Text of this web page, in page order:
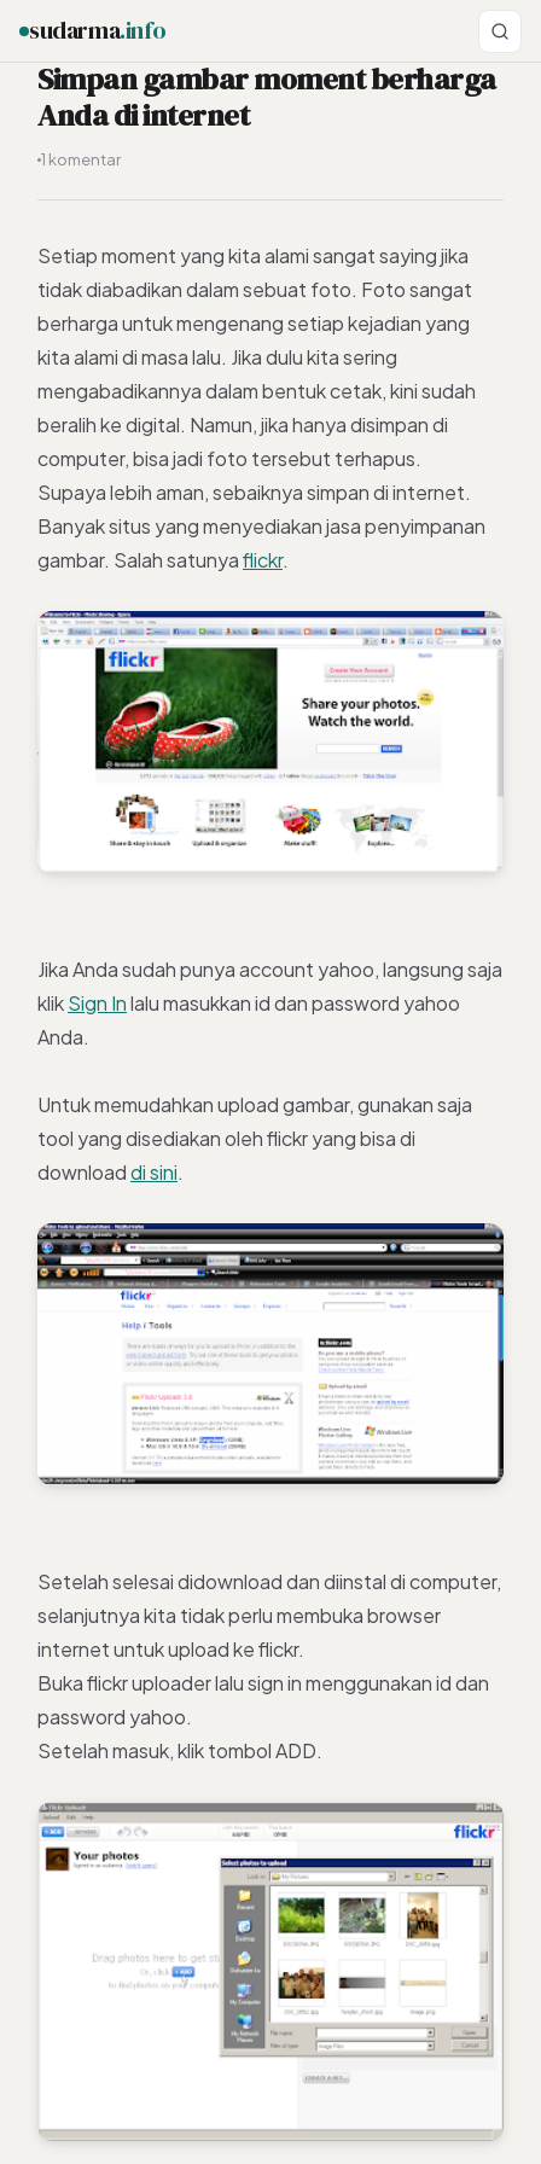
sudarma.info
Simpan gambar moment berharga
Anda di internet
1 komentar
Setiap moment yang kita alami sangat saying jika
tidak diabadikan dalam sebuat foto. Foto sangat
berharga untuk mengenang setiap kejadian yang
kita alami di masa lalu. Jika dulu kita sering
mengabadikannya dalam bentuk cetak, kini sudah
beralih ke digital. Namun, jika hanya disimpan di
computer, bisa jadi foto tersebut terhapus.
Supaya lebih aman, sebaiknya simpan di internet.
Banyak situs yang menyediakan jasa penyimpanan
gambar. Salah satunyaflickr.
Jika Anda sudah punya account yahoo, langsung saja
klikSign Inlalu masukkan id dan password yahoo
Anda.
Untuk memudahkan upload gambar, gunakan saja
tool yang disediakan oleh flickr yang bisa di
downloaddi sini.
Setelah selesai didownload dan diinstal di computer,
selanjutnya kita tidak perlu membuka browser
internet untuk upload ke flickr.
Buka flickr uploader lalu sign in menggunakan id dan
password yahoo.
Setelah masuk, klik tombol ADD.